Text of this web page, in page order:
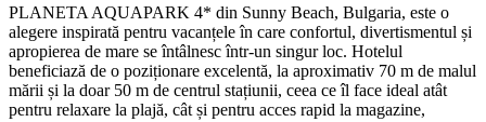
PLANETA AQUAPARK 4* din Sunny Beach, Bulgaria, este o
alegere inspirată pentru vacanțele în care confortul, divertismentul și
apropierea de mare se întâlnesc într-un singur loc. Hotelul
beneficiază de o poziționare excelentă, la aproximativ 70 m de malul
mării și la doar 50 m de centrul stațiunii, ceea ce îl face ideal atât
pentru relaxare la plajă, cât și pentru acces rapid la magazine,